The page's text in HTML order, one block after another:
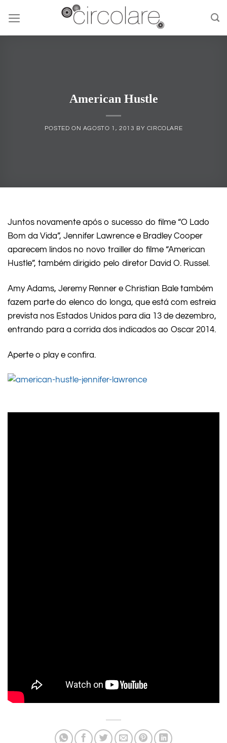
content
American Hustle
POSTED ON AGOSTO 1, 2013 BY CIRCOLARE
Juntos novamente após o sucesso do filme “O Lado
Bom da Vida”, Jennifer Lawrence e Bradley Cooper
aparecem lindos no novo trailler do filme “American
Hustle”, também dirigido pelo diretor David O. Russel.
Amy Adams, Jeremy Renner e Christian Bale também
fazem parte do elenco do longa, que está com estreia
prevista nos Estados Unidos para dia 13 de dezembro,
entrando para a corrida dos indicados ao Oscar 2014.
Aperte o play e confira.